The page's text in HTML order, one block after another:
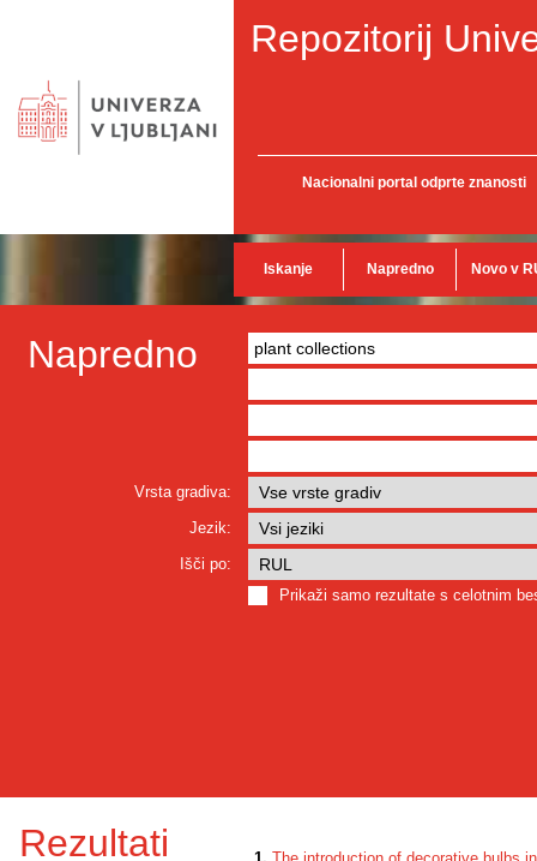
Repozitorij
Nacionalni portal odprte znanosti
Iskanje Napredno Novo v
Napredno
Vrsta gradiva:
Jezik:
Išči po:
Prikaži samo rezultate s celotnim
Rezultati